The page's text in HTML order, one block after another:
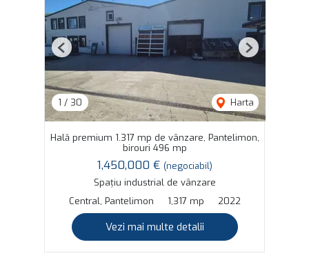
1 / 30 Harta
Previous Next
Hală premium 1.317 mp de vânzare, Pantelimon,
birouri 496 mp
1,450,000 € (negociabil)
Spațiu industrial de vânzare
Central, Pantelimon
1,317 mp 2022
Vezi mai multe detalii